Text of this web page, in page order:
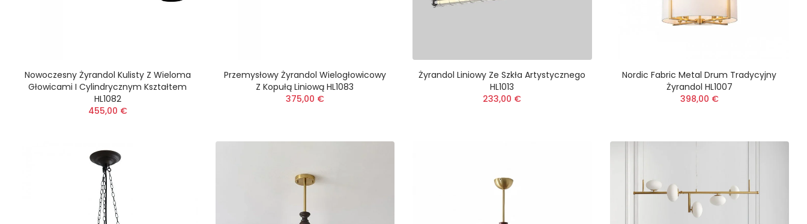
Nowoczesny Żyrandol Kulisty Z Wieloma
Głowicami I Cylindrycznym Kształtem
HL1082
455,00 €
Przemysłowy Żyrandol Wielogłowicowy
Z Kopułą Liniową HL1083
375,00 €
Żyrandol Liniowy Ze Szkła Artystycznego
HL1013
233,00 €
Nordic Fabric Metal Drum Tradycyjny
Żyrandol HL1007
398,00 €